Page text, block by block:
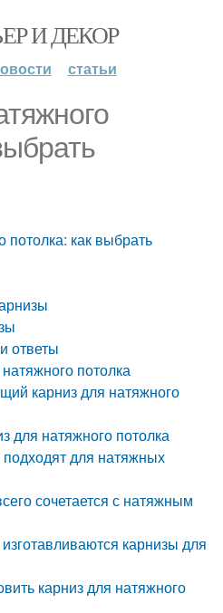
И ДЕКОР
статьи
потолка: как выбрать
ответы
потолка
карниз для натяжного
для натяжного потолка
для натяжных
сочетается с натяжным
карнизы для
карниз для натяжного